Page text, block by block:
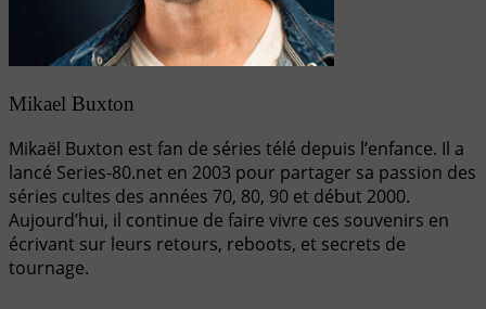
Mikael Buxton
Mikaël Buxton est fan de séries télé depuis l’enfance. Il a
lancé Series-80.net en 2003 pour partager sa passion des
séries cultes des années 70, 80, 90 et début 2000.
Aujourd’hui, il continue de faire vivre ces souvenirs en
écrivant sur leurs retours, reboots, et secrets de
tournage.